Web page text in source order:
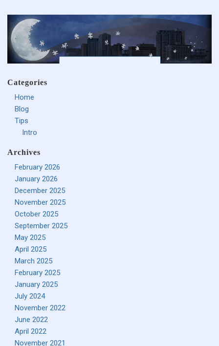
Categories
Home
Blog
Tips
Intro
Archives
February 2026
January 2026
December 2025
November 2025
October 2025
September 2025
May 2025
April 2025
March 2025
February 2025
January 2025
July 2024
November 2022
June 2022
April 2022
November 2021